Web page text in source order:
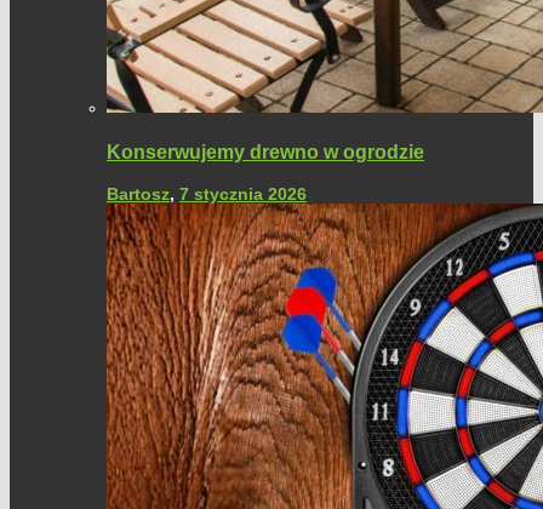
Konserwujemy drewno w ogrodzie
Bartosz, 7 stycznia 2026